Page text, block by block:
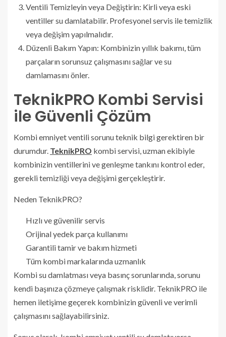
Ventili Temizleyin veya Değiştirin: Kirli veya eski
ventiller su damlatabilir. Profesyonel servis ile temizlik
veya değişim yapılmalıdır.
Düzenli Bakım Yapın: Kombinizin yıllık bakımı, tüm
parçaların sorunsuz çalışmasını sağlar ve su
damlamasını önler.
TeknikPRO Kombi Servisi
ile Güvenli Çözüm
Kombi emniyet ventili sorunu teknik bilgi gerektiren bir
durumdur. TeknikPRO kombi servisi, uzman ekibiyle
kombinizin ventillerini ve genleşme tankını kontrol eder,
gerekli temizliği veya değişimi gerçekleştirir.
Neden TeknikPRO?
Hızlı ve güvenilir servis
Orijinal yedek parça kullanımı
Garantili tamir ve bakım hizmeti
Tüm kombi markalarında uzmanlık
Kombi su damlatması veya basınç sorunlarında, sorunu
kendi başınıza çözmeye çalışmak risklidir. TeknikPRO ile
hemen iletişime geçerek kombinizin güvenli ve verimli
çalışmasını sağlayabilirsiniz.